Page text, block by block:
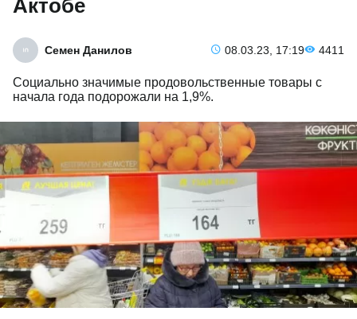
Актобе
Семен Данилов 08.03.23, 17:19 4411
Социально значимые продовольственные товары с
начала года подорожали на 1,9%.